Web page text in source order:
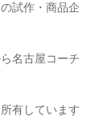
試作・商品企
名古屋コーチ
有しています